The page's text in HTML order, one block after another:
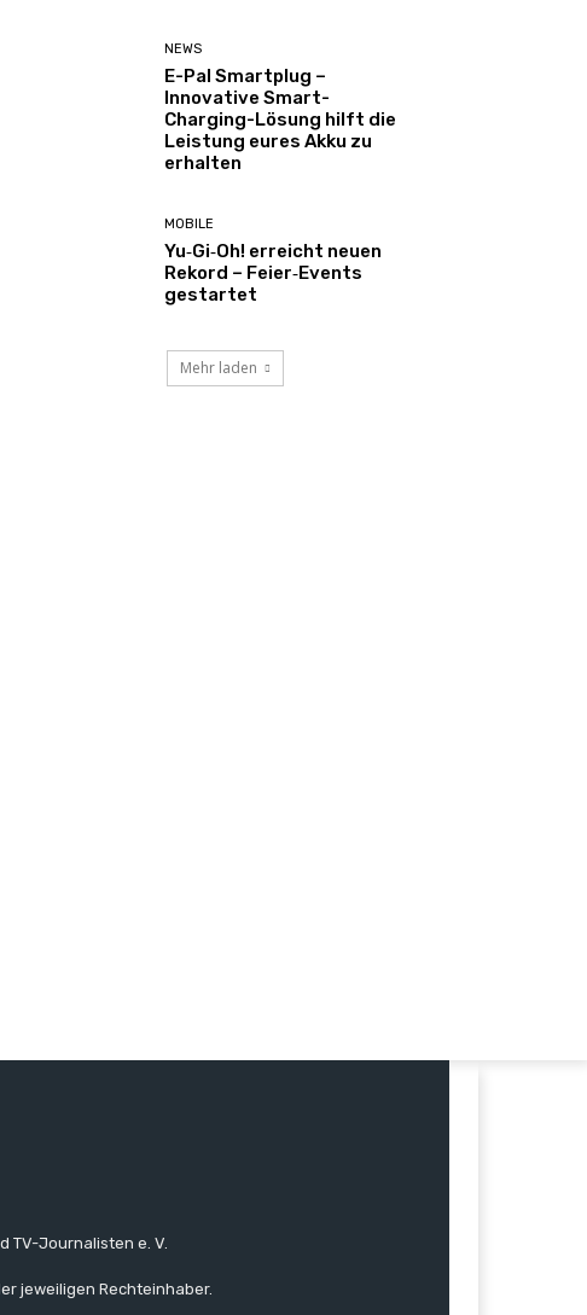
NEWS
E-Pal Smartplug –
Innovative Smart-
Charging-Lösung hilft die
Leistung eures Akku zu
erhalten
MOBILE
Yu‑Gi‑Oh! erreicht neuen
Rekord – Feier‑Events
gestartet
Mehr laden
TV-Journalisten e. V.
jeweiligen Rechteinhaber.